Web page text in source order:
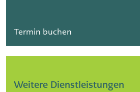
Termin buchen
Weitere Dienstleistungen